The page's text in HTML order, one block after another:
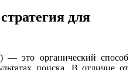
для
— это органический способ